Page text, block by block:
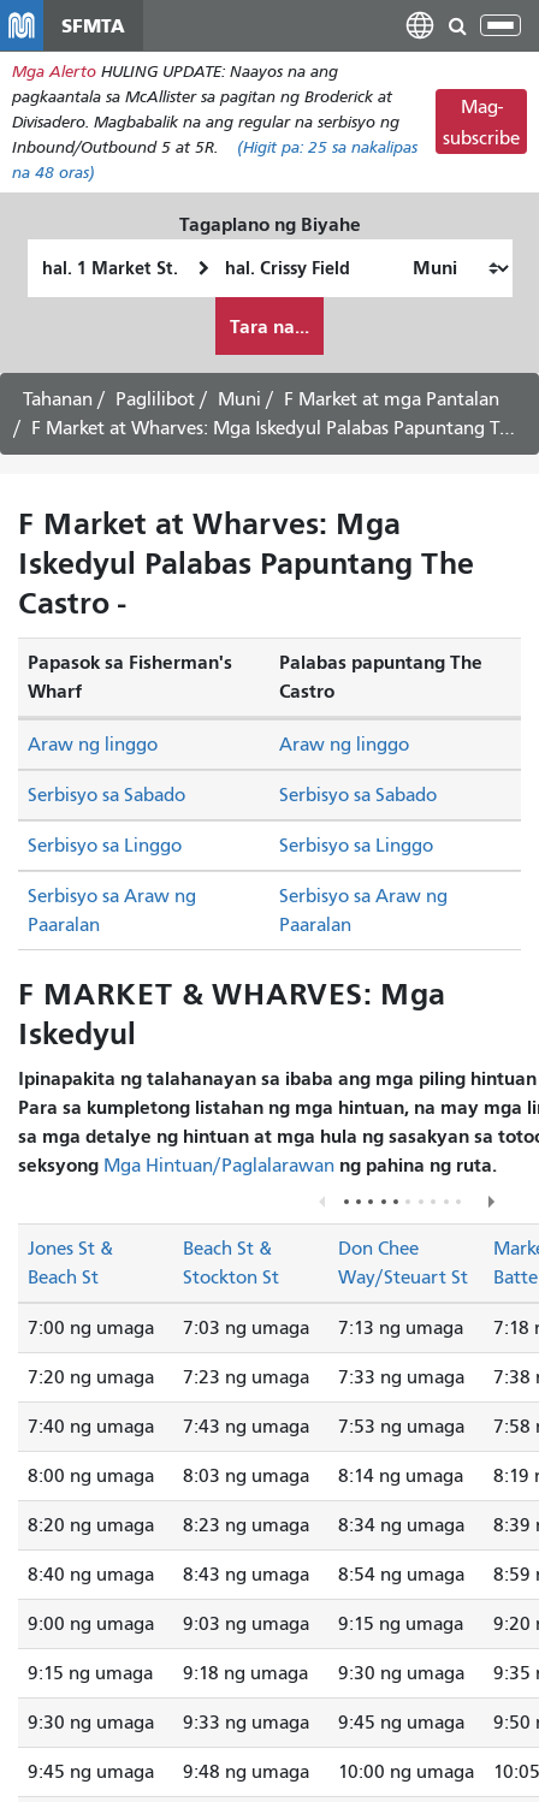
pangunahing
nilalaman
SFMTA
I-
ang
Mga Alerto HULING UPDATE: Naayos na ang
pagkaantala sa McAllister sa pagitan ng Broderick at
Divisadero. Magbabalik na ang regular na serbisyo ng
Inbound/Outbound 5 at 5R.
(Higit pa: 25 sa nakalipas
na 48 oras)
Mag-
subscribe
Tagaplano ng Biyahe
ko
gustong
maglakbay
Tara na...
Tahanan Paglilibot Muni
F Market at mga Pantalan
F Market at Wharves: Mga Iskedyul Palabas Papuntang The Castro -
F Market at Wharves: Mga
Iskedyul Palabas Papuntang The
Castro -
Papasok sa Fisherman's
Wharf
Palabas papuntang The
Castro
Serbisyo sa Sabado Serbisyo sa Sabado
Serbisyo sa Linggo Serbisyo sa Linggo
Araw ng linggo Araw ng linggo
Serbisyo sa Araw ng
Paaralan
Serbisyo sa Araw ng
Paaralan
F MARKET & WHARVES: Mga
Iskedyul
Ipinapakita ng talahanayan sa ibaba ang mga piling
Para sa kumpletong listahan ng mga hintuan, na may mga
sa mga detalye ng hintuan at mga hula ng sasakyan sa
seksyong Mga Hintuan/Paglalarawan ng pahina ng ruta.
Jones St &
Beach St
Beach St &
Stockton St
Don Chee
Way/Steuart St
7:00 ng umaga 7:03 ng umaga 7:13 ng umaga 7:18
7:20 ng umaga 7:23 ng umaga 7:33 ng umaga 7:38
7:40 ng umaga 7:43 ng umaga 7:53 ng umaga 7:58
8:00 ng umaga 8:03 ng umaga 8:14 ng umaga 8:19
8:20 ng umaga 8:23 ng umaga 8:34 ng umaga 8:39
8:40 ng umaga 8:43 ng umaga 8:54 ng umaga 8:59
9:00 ng umaga 9:03 ng umaga 9:15 ng umaga 9:20
9:15 ng umaga 9:18 ng umaga 9:30 ng umaga 9:35
9:30 ng umaga 9:33 ng umaga 9:45 ng umaga 9:50
9:45 ng umaga 9:48 ng umaga 10:00 ng umaga